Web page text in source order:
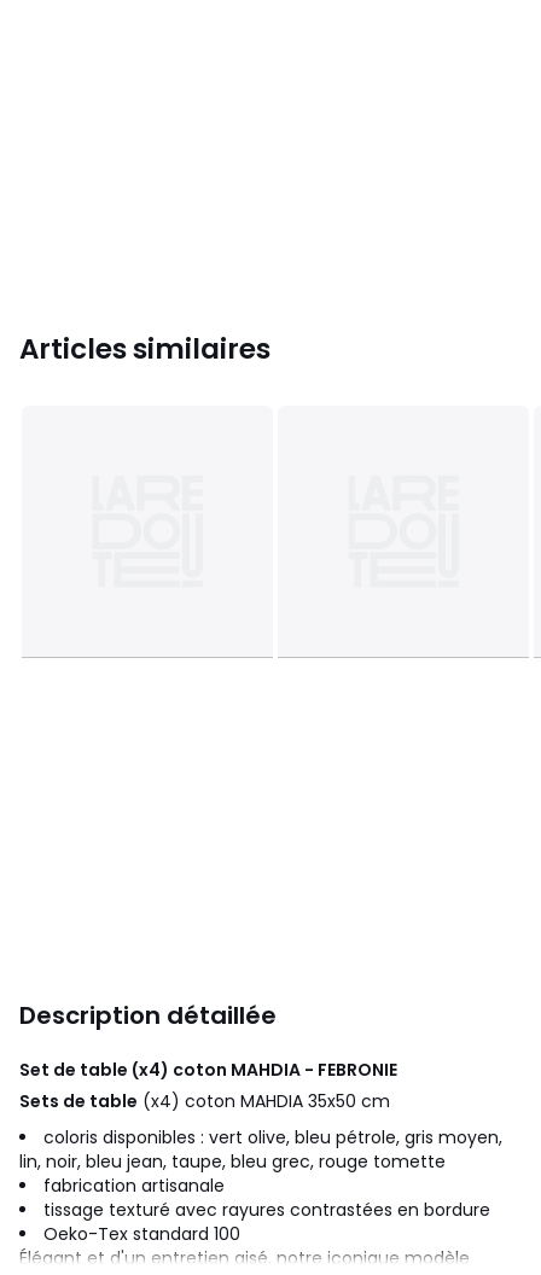
Articles similaires
Description détaillée
Set de table (x4) coton MAHDIA - FEBRONIE
Sets de table (x4) coton MAHDIA 35x50 cm
coloris disponibles : vert olive, bleu pétrole, gris moyen,
lin, noir, bleu jean, taupe, bleu grec, rouge tomette
fabrication artisanale
tissage texturé avec rayures contrastées en bordure
Oeko-Tex standard 100
Élégant et d'un entretien aisé, notre iconique modèle